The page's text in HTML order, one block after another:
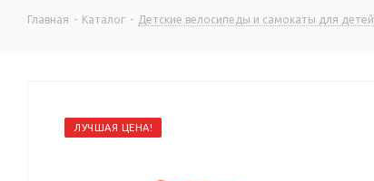
Главная - Каталог - Детские велосипеды и самокаты для детей
ЛУЧШАЯ ЦЕНА!